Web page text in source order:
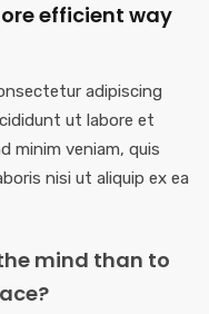
efficient way
adipiscing
ut labore et
minim veniam, quis
nisi ut aliquip ex ea
mind than to